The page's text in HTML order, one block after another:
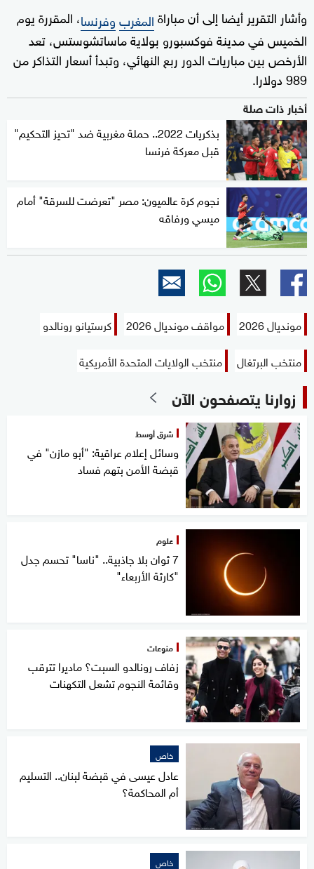
وأشار التقرير أيضا إلى أن مباراةالمغربوفرنسا، المقررة يوم
الخميس في مدينة فوكسبورو بولاية ماساتشوستس، تعد
الأرخص بين مباريات الدور ربع النهائي، وتبدأ أسعار التذاكر من
989 دولارا.
أخبار ذات صلة
بذكريات 2022.. حملة مغربية ضد "تحيز التحكيم"
قبل معركة فرنسا
نجوم كرة عالميون: مصر "تعرضت للسرقة" أمام
ميسي ورفاقه
مونديال 2026 مواقف مونديال 2026
كرستيانو رونالدو
منتخب البرتغال
منتخب الولايات المتحدة الأمريكية
زوارنا يتصفحون الآن
شرق أوسط
وسائل إعلام عراقية: "أبو مازن" في
قبضة الأمن بتهم فساد
علوم
7 ثوان بلا جاذبية.. "ناسا" تحسم جدل
"كارثة الأربعاء"
منوعات
زفاف رونالدو السبت؟ ماديرا تترقب
وقائمة النجوم تشعل التكهنات
خاص
عادل عيسى في قبضة لبنان.. التسليم
أم المحاكمة؟
خاص